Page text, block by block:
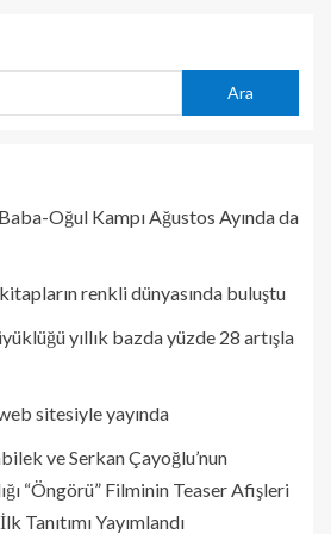
Ara
Oğul Kampı Ağustos Ayında da
renkli dünyasında buluştu
yıllık bazda yüzde 28 artışla
sitesiyle yayında
ve Serkan Çayoğlu’nun
“Öngörü” Filminin Teaser Afişleri
Tanıtımı Yayımlandı